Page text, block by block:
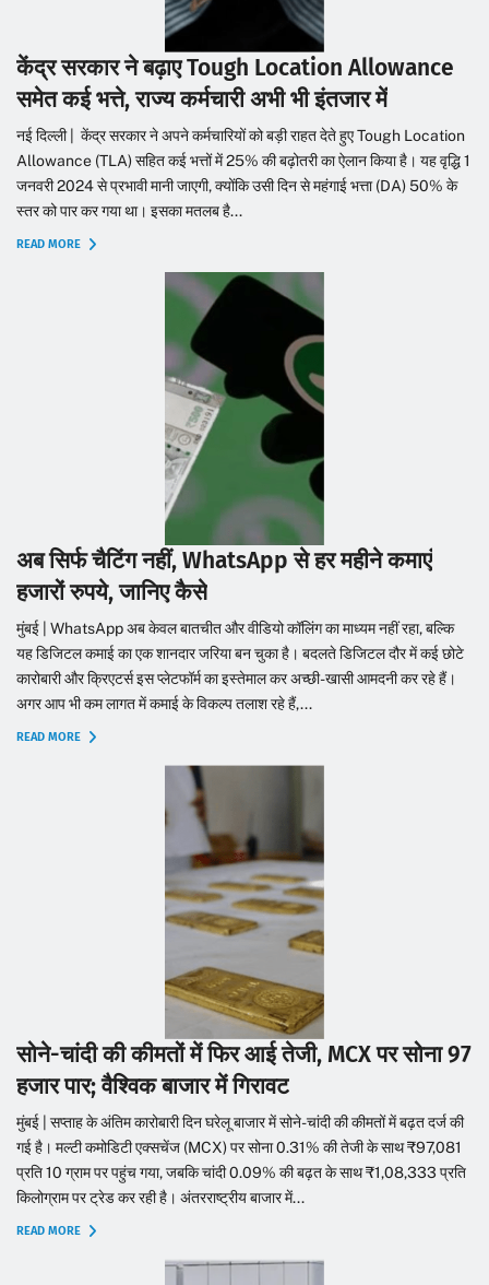
केंद्र सरकार ने बढ़ाए Tough Location Allowance
समेत कई भत्ते, राज्य कर्मचारी अभी भी इंतजार में
नई दिल्ली | केंद्र सरकार ने अपने कर्मचारियों को बड़ी राहत देते हुए Tough Location
Allowance (TLA) सहित कई भत्तों में 25% की बढ़ोतरी का ऐलान किया है। यह वृद्धि 1
जनवरी 2024 से प्रभावी मानी जाएगी, क्योंकि उसी दिन से महंगाई भत्ता (DA) 50% के
स्तर को पार कर गया था। इसका मतलब है...
READ MORE
अब सिर्फ चैटिंग नहीं, WhatsApp से हर महीने कमाएं
हजारों रुपये, जानिए कैसे
मुंबई | WhatsApp अब केवल बातचीत और वीडियो कॉलिंग का माध्यम नहीं रहा, बल्कि
यह डिजिटल कमाई का एक शानदार जरिया बन चुका है। बदलते डिजिटल दौर में कई छोटे
कारोबारी और क्रिएटर्स इस प्लेटफॉर्म का इस्तेमाल कर अच्छी-खासी आमदनी कर रहे हैं।
अगर आप भी कम लागत में कमाई के विकल्प तलाश रहे हैं,...
READ MORE
सोने-चांदी की कीमतों में फिर आई तेजी, MCX पर सोना 97
हजार पार; वैश्विक बाजार में गिरावट
मुंबई | सप्ताह के अंतिम कारोबारी दिन घरेलू बाजार में सोने-चांदी की कीमतों में बढ़त दर्ज की
गई है। मल्टी कमोडिटी एक्सचेंज (MCX) पर सोना 0.31% की तेजी के साथ ₹97,081
प्रति 10 ग्राम पर पहुंच गया, जबकि चांदी 0.09% की बढ़त के साथ ₹1,08,333 प्रति
किलोग्राम पर ट्रेड कर रही है। अंतरराष्ट्रीय बाजार में...
READ MORE